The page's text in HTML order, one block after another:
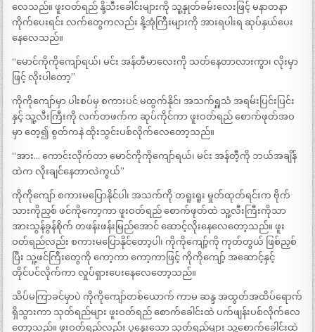
လေသည်။ ဖူးဝတ်ရည် နို့သီးခေါင်းများကို သူ့နှုတ်ခမ်းလေးဖြင့် မနာတနာ
ကိုက်ပေးရင်း လက်တွေကလည်း နို့အုံကြီးများကို အားရပါးရ ဆုပ်နှယ်ပေး
နေလေသည်။
“မောင်ကိုကိုကျော်ရယ်၊ မင်း အန်တီမာလေးကို သတ်နေတာလားကွာ၊ လိုးမှာ
ဖြင့် လိုးပါတော့”
ကိုကိုကျော်မှာ ပါးစပ်မှ စကားပင် မထွက်နိုင်၊ အသက်ရှူသံ အရမ်းပြင်းပြင်း
နှင့် သူ့လီးကြီးကို လက်တဖက်က ဆုပ်ကိုင်ကာ ဖူးဝတ်ရည် စောက်ဖုတ်အဝ
မှာ တေ့၍ စွတ်ကနဲ ထိုးသွင်းပစ်လိုက်လေတော့သည်။
“အား… ကောင်းလိုက်တာ မောင်ကိုကိုကျော်ရယ်၊ မင်း အန်တီ့ကို ဘယ်အချိန်
ထဲက လိုးချင်နေတာလဲကွယ်”
ကိုကိုကျော် စကားမပြောနိုင်ပါ၊ အသက်ကို တရူးရူး မှုတ်ထုတ်ရင်းက ဗိုက်
သားကိုညှစ် ဖင်ကိုကော့ကာ ဖူးဝတ်ရည် စောက်ဖုတ်ထဲ သူ့လီးကြီးကိုသာ
အားသွန်ခွန်စိုက် တဖန်းဖန်းမြည်အောင် ဆောင့်လိုးနေလေတော့သည်။ ဖူး
ဝတ်ရည်လည်း စကားမပြောနိုင်တော့ပါ၊ ကိုကိုကျော့်ကို ကုတ်တွယ် ဖြစ်ညှစ်
ပြီး သူ့ဖင်ကြီးတွေကို ကော့ကာ ကော့ကာဖြင့် ကိုကိုကျော့် အဆောင့်နှင့်
တိုင်ပင်လိုက်ကာ လှုပ်ရှားပေးနေလေတော့သည်။
သိပ်မကြာခင်မှာပဲ ကိုကိုကျော်တစ်ယောက် ကာမ ဆန္ဒ အထွတ်အထိပ်ရောက်
ရှိသွားကာ သုတ်ရည်များ ဖူးဝတ်ရည် စောက်ခေါင်းထဲ ပက်ဖျန်းပစ်လိုက်လေ
တော့သည်။ ဖူးဝတ်ရည်လည်း ပူနွေးသော သုတ်ရည်များ သူ့စောက်ခေါင်းထဲ